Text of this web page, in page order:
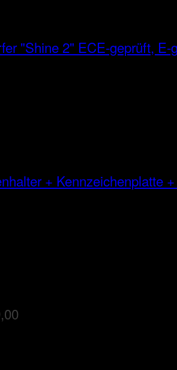
"Shine 2" ECE-geprüft, E-
+ Kennzeichenplatte